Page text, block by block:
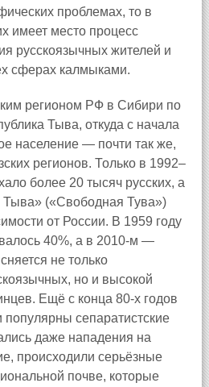
проблемах, то в
имеет место процесс
русскоязычных жителей и
сферах калмыками.
регионом РФ в Сибири по
Тыва, откуда с начала
население — почти так же,
регионов. Только в 1992–
более 20 тысяч русских, а
Тыва» («Свободная Тува»)
от России. В 1959 году
40%, а в 2010-м —
не только
но и высокой
Ещё с конца 80-х годов
сепаратистские
даже нападения на
происходили серьёзные
почве, которые